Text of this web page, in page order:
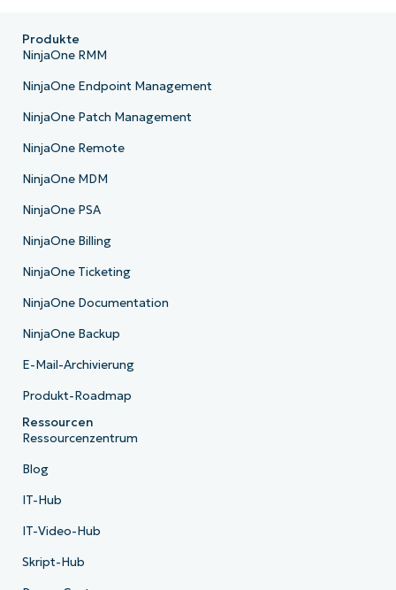
Produkte
NinjaOne RMM
NinjaOne Endpoint Management
NinjaOne Patch Management
NinjaOne Remote
NinjaOne MDM
NinjaOne PSA
NinjaOne Billing
NinjaOne Ticketing
NinjaOne Documentation
NinjaOne Backup
E-Mail-Archivierung
Produkt-Roadmap
Ressourcen
Ressourcenzentrum
Blog
IT-Hub
IT-Video-Hub
Skript-Hub